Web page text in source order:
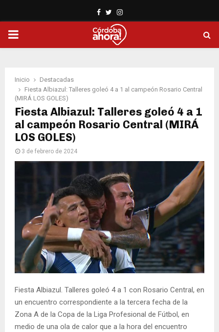
Facebook
TwitterInstagram
PRIMARY
Inicio
Destacadas
Fiesta Albiazul: Talleres goleó 4 a 1 al campeón Rosario Central
(MIRÁ LOS GOLES)
Fiesta Albiazul: Talleres goleó 4 a 1
al campeón Rosario Central (MIRÁ
LOS GOLES)
3 de febrero de 2024
Fiesta Albiazul. Talleres goleó 4 a 1 con Rosario Central, en
un encuentro correspondiente a la tercera fecha de la
Zona A de la Copa de la Liga Profesional de Fútbol, en
medio de una ola de calor que a la hora del encuentro